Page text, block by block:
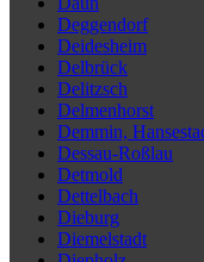
Deggendorf
Deidesheim
Delbrück
Delitzsch
Delmenhorst
Demmin,
Dessau-Roßlau
Detmold
Dettelbach
Dieburg
Diemelstadt